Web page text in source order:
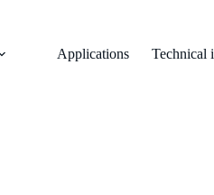
Applications Technical